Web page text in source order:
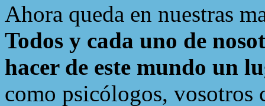
Ahora queda en nuestras
Todos y cada uno de
hacer de este mundo un
como psicólogos, vosotros